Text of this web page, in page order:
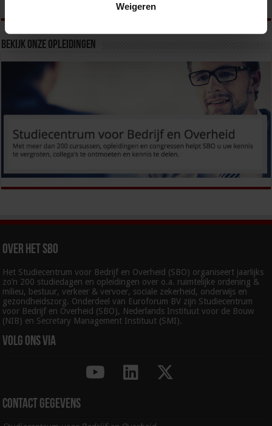
Weigeren
Bekijk onze opleidingen
Over het SBO
Het Studiecentrum voor Bedrijf en Overheid (SBO) organiseert jaarlijks
zo’n 200 studiedagen en opleidingen over o.a. ruimtelijke ordening &
milieu, bestuur, verkeer & vervoer, sociale zekerheid, onderwijs en
gezondheidszorg. Onderdeel van Euroforum BV zijn Studiecentrum
voor Bedrijf en Overheid (SBO), Nederlands Instituut voor de Bouw
(NIB) en Secretary Management Instituut (SMI).
Volg ons via
Contact gegevens